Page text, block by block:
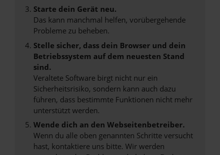
Starte dein Gerät neu.
Das kann manchmal helfen, vorübergehende
Probleme zu beheben.
Stelle sicher, dass dein Browser und dein
Betriebssystem auf dem neuesten Stand
sind.
Veraltete Software birgt nicht nur ein
Sicherheitsrisiko, sondern kann auch dazu
führen, dass bestimmte Funktionen nicht mehr
unterstützt werden.
Wende dich an den Webseitenbetreiber.
Wenn du alle oben genannten Schritte versucht
hast, kontaktiere uns bitte. Wir werden